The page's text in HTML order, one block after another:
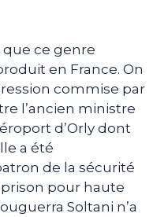
que ce genre
en France. On
commise par
l’ancien ministre
d’Orly dont
a été
de la sécurité
pour haute
Soltani n’a